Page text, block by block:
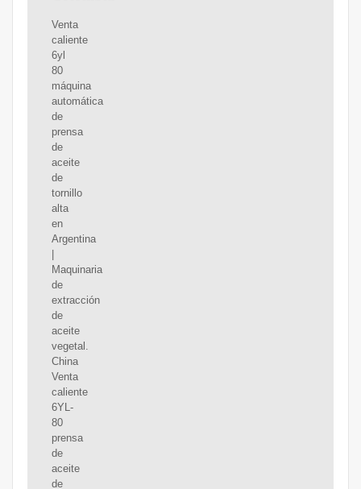
Venta
caliente
6yl
80
máquina
automática
de
prensa
de
aceite
de
tornillo
alta
en
Argentina
Maquinaria
de
extracción
de
aceite
vegetal.
China
Venta
caliente
6YL-
80
prensa
de
aceite
de